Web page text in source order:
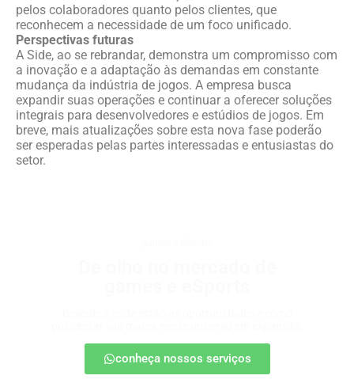
pelos colaboradores quanto pelos clientes, que
reconhecem a necessidade de um foco unificado.
Perspectivas futuras
A Side, ao se rebrandar, demonstra um compromisso com
a inovação e a adaptação às demandas em constante
mudança da indústria de jogos. A empresa busca
expandir suas operações e continuar a oferecer soluções
integrais para desenvolvedores e estúdios de jogos. Em
breve, mais atualizações sobre esta nova fase poderão
ser esperadas pelas partes interessadas e entusiastas do
setor.
conheça nossos serviços